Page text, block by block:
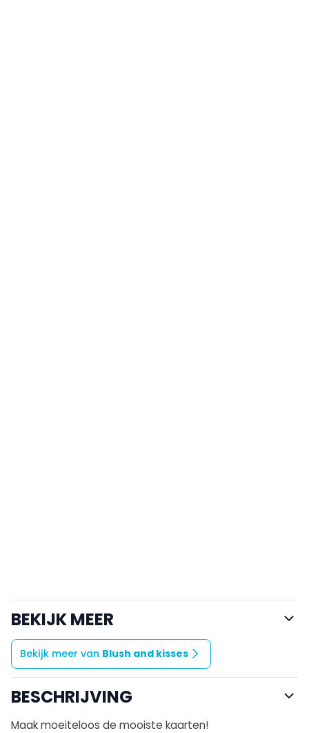
BEKIJK MEER
Bekijk meer van Blush and kisses
BESCHRIJVING
Maak moeiteloos de mooiste kaarten!